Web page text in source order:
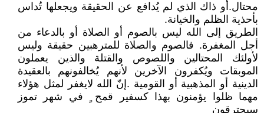
محتال.أو ذاك الذي لم يُدافع عن الحقيقة ويجعلها تُداس
بأحذية الظلم والخيانة.
الطريق إلى الله ليس بالصوم أو الصلاة أو بالدعاء من
أجل المغفرة. فالصوم والصلاة للمترهبين حقيقة وليس
لأولئك المحتالين واللصوص والقتلة والذين يعملون
الموبقات ويُكفرون الآخرين لأنهم يُخالفونهم بالعقيدة
الدينية أو المذهبية أو القومية .إنّ الله لايغفر لمثل هؤلاء
مهما ظلوا يؤمنون بهذا كسفير قمح ٍ في شهر تموز
سيحترقون